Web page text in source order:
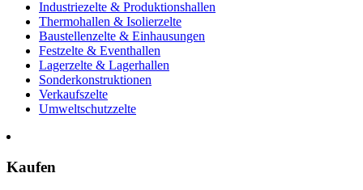
Industriezelte & Produktionshallen
Thermohallen & Isolierzelte
Baustellenzelte & Einhausungen
Festzelte & Eventhallen
Lagerzelte & Lagerhallen
Sonderkonstruktionen
Verkaufszelte
Umweltschutzzelte
Kaufen